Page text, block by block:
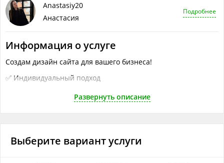
Anastasiy20
Анастасия
Подробнее
Информация о услуге
Создам дизайн сайта для вашего бизнеса!
✅ Индивидуальный подход
✅ Адаптивный дизайн для всех устройств
Desktop - 1.png
Развернуть описание
Выберите вариант услуги